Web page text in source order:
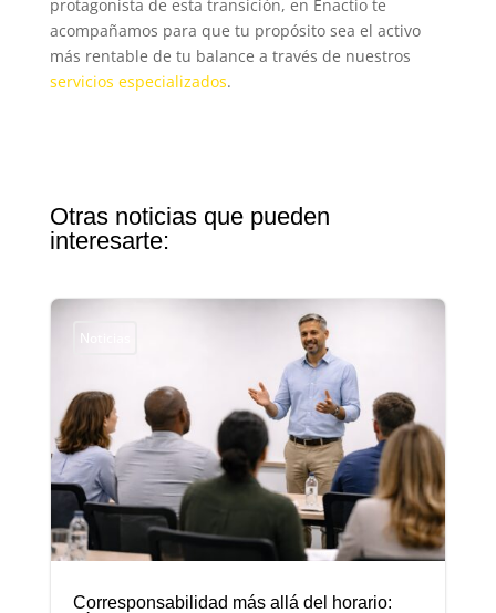
protagonista de esta transición, en Enactio te
acompañamos para que tu propósito sea el activo
más rentable de tu balance a través de nuestros
servicios especializados.
Otras noticias que pueden
interesarte:
Noticias
Corresponsabilidad más allá del horario: